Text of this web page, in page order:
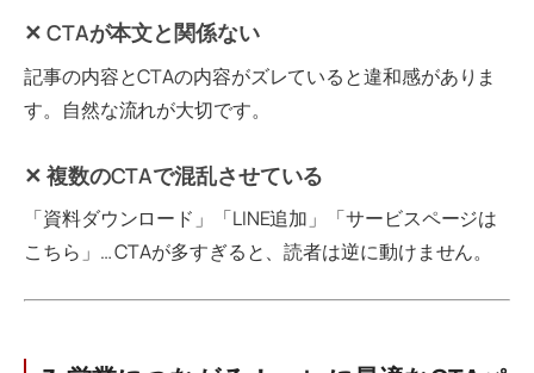
✕ CTAが本文と関係ない
記事の内容とCTAの内容がズレていると違和感がありま
す。自然な流れが大切です。
✕ 複数のCTAで混乱させている
「資料ダウンロード」「LINE追加」「サービスページは
こちら」… CTAが多すぎると、読者は逆に動けません。